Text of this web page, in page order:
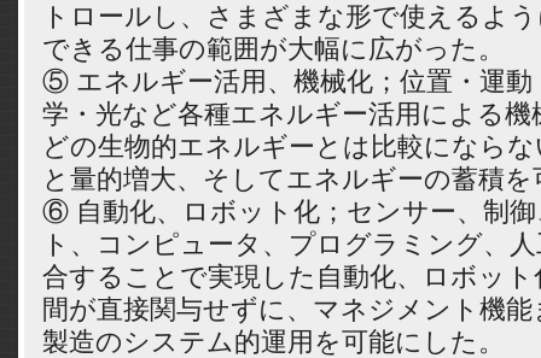
トロールし、さまざまな形で使えるよ
できる仕事の範囲が大幅に広がった。
⑤ エネルギー活用、機械化；位置・運動
学・光など各種エネルギー活用による機
どの生物的エネルギーとは比較になら
と量的増大、そしてエネルギーの蓄積
⑥ 自動化、ロボット化；センサー、制
ト、コンピュータ、プログラミング、
合することで実現した自動化、ロボッ
間が直接関与せずに、マネジメント機
製造のシステム的運用を可能にした。